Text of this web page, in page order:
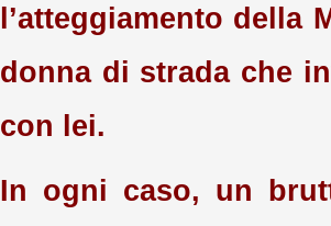
l’atteggiamento della
donna di strada che
con lei.
In ogni caso, un